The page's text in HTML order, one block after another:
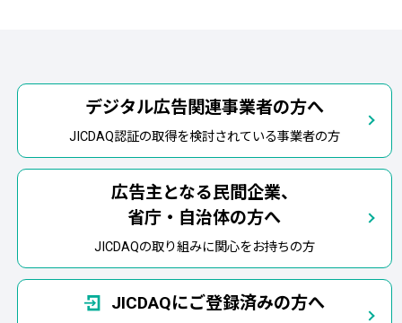
デジタル広告関連事業者の方へ
JICDAQ認証の取得を検討されている事業者の方
広告主となる民間企業、
省庁・自治体の方へ
JICDAQの取り組みに関心をお持ちの方
JICDAQにご登録済みの方へ